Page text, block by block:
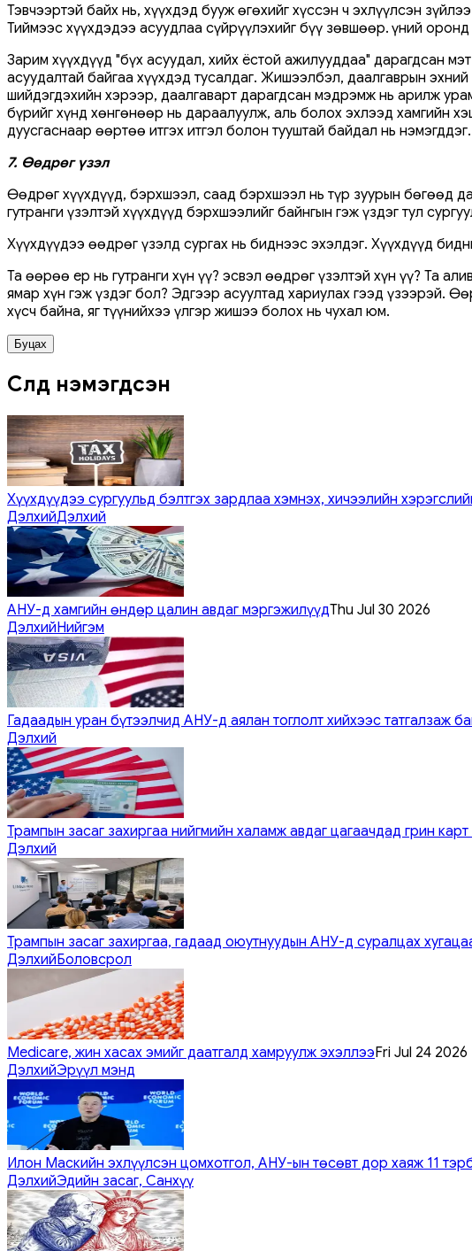
Тэвчээртэй байх нь, хүүхдэд бууж өгөхийг хүссэн ч эхлүүлсэн
Тиймээс хүүхдэдээ асуудлаа сүйрүүлэхийг бүү зөвшөөр. Үүний
Зарим хүүхдүүд "бүх асуудал, хийх ёстой ажилууддаа" дарагдсан
асуудалтай байгаа хүүхдэд тусалдаг. Жишээлбэл, даалгаврын
шийдэгдэхийн хэрээр, даалгаварт дарагдсан мэдрэмж нь арилж
бүрийг хүнд хөнгөнөөр нь дараалуулж, аль болох эхлээд хамгийн
дуусгаснаар өөртөө итгэх итгэл болон тууштай байдал нь нэмэгддэг.
7. Өөдрөг үзэл
Өөдрөг хүүхдүүд, бэрхшээл, саад бэрхшээл нь түр зуурын бөгөөд
гутранги үзэлтэй хүүхдүүд бэрхшээлийг байнгын гэж үздэг тул
Хүүхдүүдээ өөдрөг үзэлд сургах нь биднээс эхэлдэг. Хүүхдүүд
Та өөрөө ер нь гутранги хүн үү? эсвэл өөдрөг үзэлтэй хүн үү? Та
ямар хүн гэж үздэг бол? Эдгээр асуултад хариулах гээд үзээрэй.
хүсч байна, яг түүнийхээ үлгэр жишээ болох нь чухал юм.
Буцах
Сүүлд нэмэгдсэн
Хүүхдүүдээ сургуульд бэлтгэх зардлаа хэмнэх, хичээлийн
ДэлхийДэлхий
АНУ-д хамгийн өндөр цалин авдаг мэргэжилүүдThu Jul 30 2026
ДэлхийНийгэм
Гадаадын уран бүтээлчид АНУ-д аялан тоглолт хийхээс татгалзаж
Дэлхий
Трампын засаг захиргаа нийгмийн халамж авдаг цагаачдад грин карт
Дэлхий
Трампын засаг захиргаа, гадаад оюутнуудын АНУ-д суралцах
ДэлхийБоловсрол
Medicare, жин хасах эмийг даатгалд хамруулж эхэллээFri Jul 24 2026
ДэлхийЭрүүл мэнд
Илон Маскийн эхлүүлсэн цомхотгол, АНУ-ын төсөвт дор хаяж 11
ДэлхийЭдийн засаг, Санхүү